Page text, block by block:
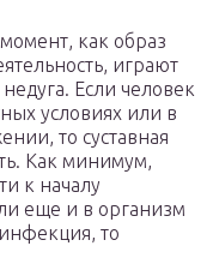
как образ
играют
Если человек
условиях или в
то суставная
Как минимум,
к началу
еще и в организм
то